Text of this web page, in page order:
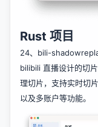
Rust 项目
24、 bili-
bilibili 直播设计的切
理切片，支持实时切
以及多账户等功能。